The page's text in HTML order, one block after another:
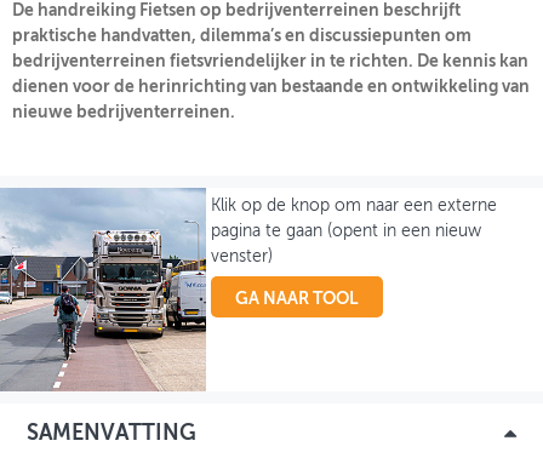
ADRESSENBOEK
OVER FIETSBERAAD
THEMASITES
GEBRUIKER
De handreiking Fietsen op bedrijventerreinen beschrijft
praktische handvatten, dilemma’s en discussiepunten om
bedrijventerreinen fietsvriendelijker in te richten. De kennis kan
dienen voor de herinrichting van bestaande en ontwikkeling van
nieuwe bedrijventerreinen.
Klik op de knop om naar een externe
pagina te gaan (opent in een nieuw
venster)
GA NAAR TOOL
SAMENVATTING